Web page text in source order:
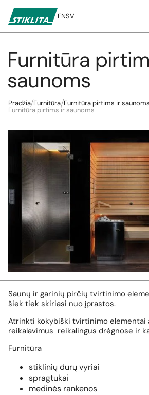
turinį
ENSV
Furnitūra
saunoms
Pradžia Furnitūra Furnitūra pirtims ir saunoms
Furnitūra pirtims ir saunoms
Saunų ir garinių pirčių tvirtinimo
šiek tiek skiriasi nuo įprastos.
Atrinkti kokybiški tvirtinimo elementai
reikalavimus reikalingus drėgnose ir
Furnitūra
stiklinių durų vyriai
spragtukai
medinės rankenos